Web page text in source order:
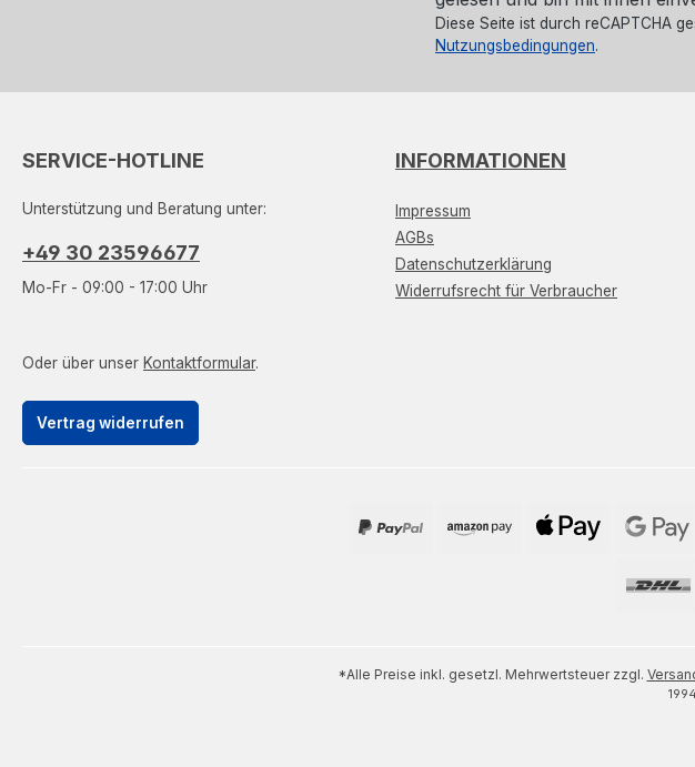
Diese Seite ist durch reCAPTCHA
Nutzungsbedingungen.
SERVICE-HOTLINE
Unterstützung und Beratung unter:
+49 30 23596677
Mo-Fr - 09:00 - 17:00 Uhr
Oder über unser Kontaktformular.
Vertrag widerrufen
INFORMATIONEN
Impressum
AGBs
Datenschutzerklärung
Widerrufsrecht für Verbraucher
*Alle Preise inkl. gesetzl. Mehrwertsteuer zzgl.